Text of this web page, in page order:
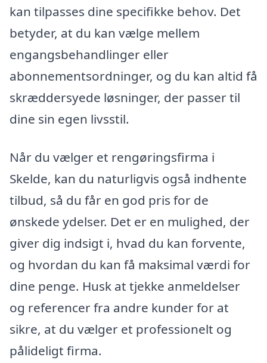
kan tilpasses dine specifikke behov. Det
betyder, at du kan vælge mellem
engangsbehandlinger eller
abonnementsordninger, og du kan altid få
skræddersyede løsninger, der passer til
dine sin egen livsstil.
Når du vælger et rengøringsfirma i
Skelde, kan du naturligvis også indhente
tilbud, så du får en god pris for de
ønskede ydelser. Det er en mulighed, der
giver dig indsigt i, hvad du kan forvente,
og hvordan du kan få maksimal værdi for
dine penge. Husk at tjekke anmeldelser
og referencer fra andre kunder for at
sikre, at du vælger et professionelt og
pålideligt firma.